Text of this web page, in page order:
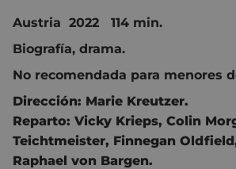
Austria 2022 114 min.
Biografía, drama.
No recomendada para menores
Dirección: Marie Kreutzer.
Reparto: Vicky Krieps, Colin
Teichtmeister, Finnegan Oldfield
Raphael von Bargen.